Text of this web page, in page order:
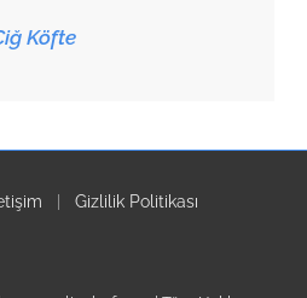
Köfte
Gizlilik Politikası